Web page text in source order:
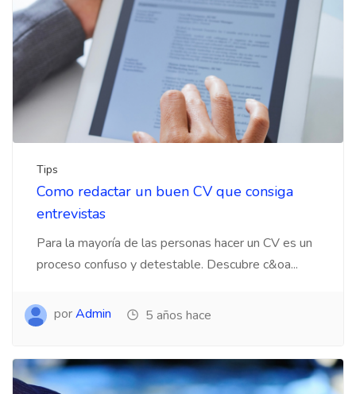
Tips
Como redactar un buen CV que consiga
entrevistas
Para la mayoría de las personas hacer un CV es un
proceso confuso y detestable. Descubre c&oa...
porAdmin 5 años hace